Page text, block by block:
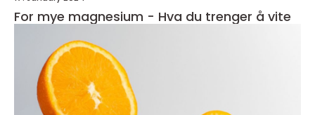
For mye magnesium - Hva du trenger å vite